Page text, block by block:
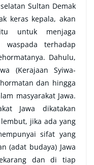
Sultan Demak
keras kepala, akan
untuk menjaga
waspada terhadap
Dahulu,
(Kerajaan Syiwa-
dan hingga
masyarakat Jawa.
Jawa dikatakan
jika ada yang
sifat yang
(adat budaya) Jawa
dan di tiap